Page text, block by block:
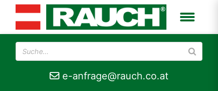
e-anfrage@rauch.co.at